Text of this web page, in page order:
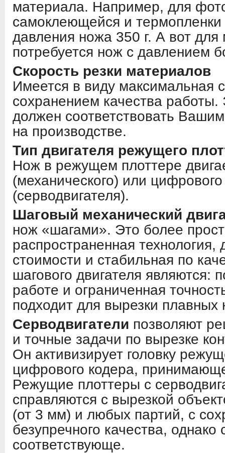
материала. Например, для
самоклеющейся и термопленки
давления ножа 350 г. А вот для
потребуется нож с давлением
Скорость резки материалов
Имеется в виду максимальная
сохранением качества работы.
должен соответствовать
на производстве.
Тип двигателя режущего
Нож в режущем плоттере
(механического) или
(серводвигателя).
Шаговый механический
нож «шагами». Это более
распространенная технология,
стоимости и стабильная по
шагового двигателя
работе и ограниченная
подходит для вырезки плавных
Серводвигатели позволяют
и точные задачи по вырезке
Он активизирует головку
цифрового кодера,
Режущие плоттеры с
справляются с вырезкой
(от 3 мм) и любых партий, с
безупречного качества, однако
соответствующе.